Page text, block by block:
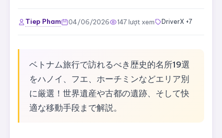
Tiep Pham 04/06/2026 147 lượt xem DriverX +7
ベトナム旅行で訪れるべき歴史的名所19選
をハノイ、フエ、ホーチミンなどエリア別
に厳選！世界遺産や古都の遺跡、そして快
適な移動手段まで解説。